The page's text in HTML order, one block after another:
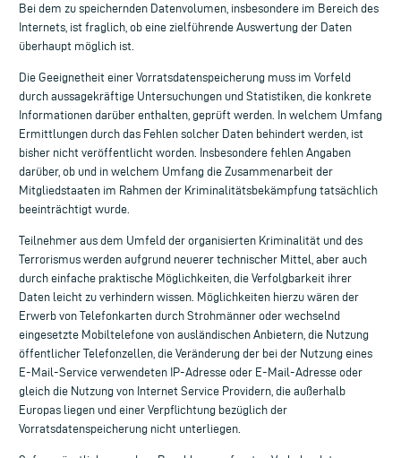
Bei dem zu speichernden Datenvolumen, insbesondere im Bereich des
Internets, ist fraglich, ob eine zielführende Auswertung der Daten
überhaupt möglich ist.
Die Geeignetheit einer Vorratsdatenspeicherung muss im Vorfeld
durch aussagekräftige Untersuchungen und Statistiken, die konkrete
Informationen darüber enthalten, geprüft werden. In welchem Umfang
Ermittlungen durch das Fehlen solcher Daten behindert werden, ist
bisher nicht veröffentlicht worden. Insbesondere fehlen Angaben
darüber, ob und in welchem Umfang die Zusammenarbeit der
Mitgliedstaaten im Rahmen der Kriminalitätsbekämpfung tatsächlich
beeinträchtigt wurde.
Teilnehmer aus dem Umfeld der organisierten Kriminalität und des
Terrorismus werden aufgrund neuerer technischer Mittel, aber auch
durch einfache praktische Möglichkeiten, die Verfolgbarkeit ihrer
Daten leicht zu verhindern wissen. Möglichkeiten hierzu wären der
Erwerb von Telefonkarten durch Strohmänner oder wechselnd
eingesetzte Mobiltelefone von ausländischen Anbietern, die Nutzung
öffentlicher Telefonzellen, die Veränderung der bei der Nutzung eines
E-Mail-Service verwendeten IP-Adresse oder E-Mail-Adresse oder
gleich die Nutzung von Internet Service Providern, die außerhalb
Europas liegen und einer Verpflichtung bezüglich der
Vorratsdatenspeicherung nicht unterliegen.